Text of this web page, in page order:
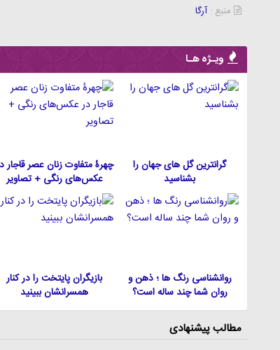
منبع : آرگا
ویـژه هـا
گرانترین گل های جهان را
بشناسید
چهرۀ متفاوت زنان عصر قاجار
عکس‌های رنگی + تصاویر
روانشناسی رنگ ها ؛ ذهن و
روان شما چند ساله است؟
بازیگران پایتخت را در کنار
همسرانشان ببینید
مطالب پیشنهادی